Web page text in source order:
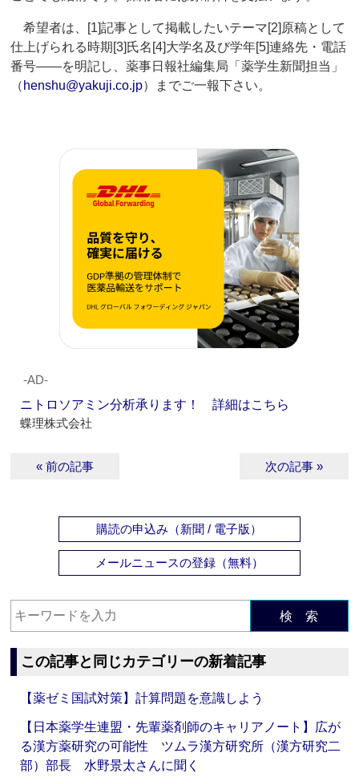
希望者は、[1]記事として掲載したいテーマ[2]原稿として
仕上げられる時期[3]氏名[4]大学名及び学年[5]連絡先・電話
番号――を明記し、薬事日報社編集局「薬学生新聞担当」
（ henshu@yakuji.co.jp）までご一報下さい。
‐AD‐
ニトロソアミン分析承ります！ 詳細はこちら
蝶理株式会社
« 前の記事 次の記事 »
購読の申込み（新聞 / 電子版）
メールニュースの登録（無料）
検 索
この記事と同じカテゴリーの新着記事
【薬ゼミ国試対策】計算問題を意識しよう
【日本薬学生連盟・先輩薬剤師のキャリアノート】広が
る漢方薬研究の可能性 ツムラ漢方研究所（漢方研究二
部）部長 水野景太さんに聞く